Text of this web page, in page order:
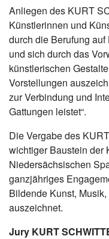
Anliegen des KURT
Künstlerinnen und
durch die Berufung
und sich durch das
künstlerischen
Vorstellungen
zur Verbindung und
Gattungen leistet“.
Die Vergabe des
wichtiger Baustein der
Niedersächsischen
ganzjähriges
Bildende Kunst,
auszeichnet.
Jury KURT